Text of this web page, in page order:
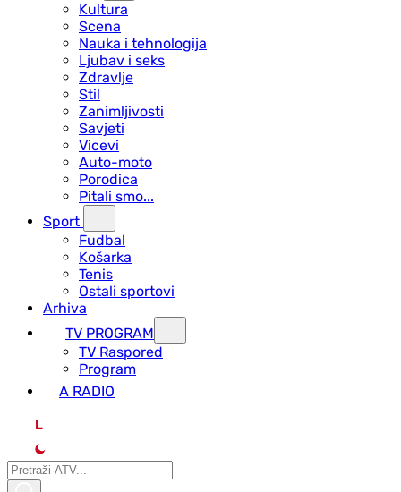
Kultura
Scena
Nauka i tehnologija
Ljubav i seks
Zdravlje
Stil
Zanimljivosti
Savjeti
Vicevi
Auto-moto
Porodica
Pitali smo...
Sport
Fudbal
Košarka
Tenis
Ostali sportovi
Arhiva
TV PROGRAM
ТV Raspored
Program
A RADIO
L